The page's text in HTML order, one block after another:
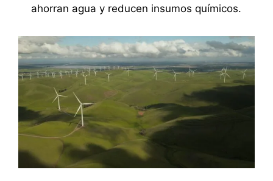
ahorran agua y reducen insumos químicos.